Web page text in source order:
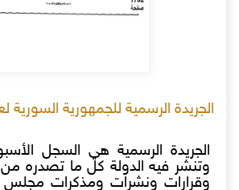
الجريدة الرسمية للجمهورية السورية لعام
الجريدة الرسمية هي السجل
وتنشر فيه الدولة كل ما تصدره من
وقرارات ونشرات ومذكرات مجلس